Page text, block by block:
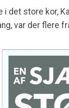
i det store kor,
var der flere